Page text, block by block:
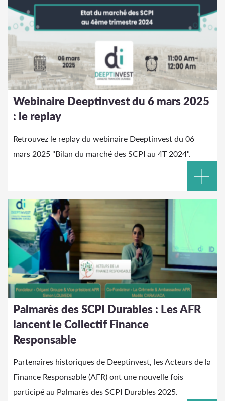
Webinaire Deeptinvest du 6 mars 2025
: le replay
Retrouvez le replay du webinaire Deeptinvest du 06
mars 2025 "Bilan du marché des SCPI au 4T 2024".
Palmarès des SCPI Durables : Les AFR
lancent le Collectif Finance
Responsable
Partenaires historiques de Deeptinvest, les Acteurs de la
Finance Responsable (AFR) ont une nouvelle fois
participé au Palmarès des SCPI Durables 2025.